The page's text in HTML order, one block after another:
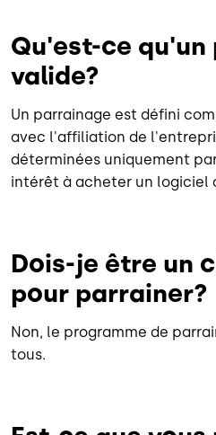
Qu'est-ce
valide?
Un parrainage est défini
avec l'affiliation de
déterminées uniquement
intérêt à acheter un logiciel
Dois-je être un
pour parrainer?
Non, le programme de
tous.